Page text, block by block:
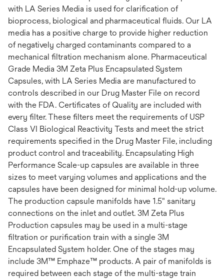
with LA Series Media is used for clarification of
bioprocess, biological and pharmaceutical fluids. Our LA
media has a positive charge to provide higher reduction
of negatively charged contaminants compared to a
mechanical filtration mechanism alone. Pharmaceutical
Grade Media 3M Zeta Plus Encapsulated System
Capsules, with LA Series Media are manufactured to
controls described in our Drug Master File on record
with the FDA. Certificates of Quality are included with
every filter. These filters meet the requirements of USP
Class VI Biological Reactivity Tests and meet the strict
requirements specified in the Drug Master File, including
product control and traceability. Encapsulating High
Performance Scale-up capsules are available in three
sizes to meet varying volumes and applications and the
capsules have been designed for minimal hold-up volume.
The production capsule manifolds have 1.5" sanitary
connections on the inlet and outlet. 3M Zeta Plus
Production capsules may be used in a multi-stage
filtration or purification train with a single 3M
Encapsulated System holder. One of the stages may
include 3M™ Emphaze™ products. A pair of manifolds is
required between each stage of the multi-stage train